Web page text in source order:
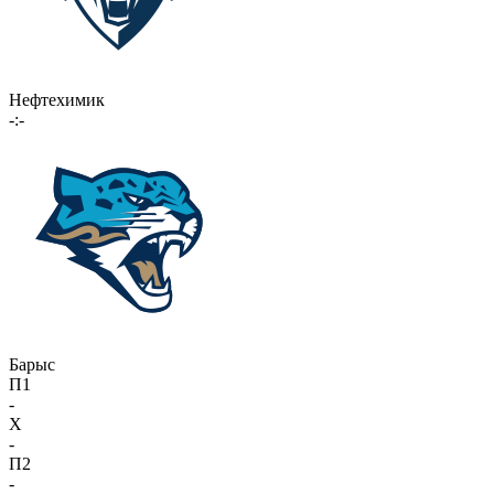
Нефтехимик
-:-
Барыс
П1
-
X
-
П2
-